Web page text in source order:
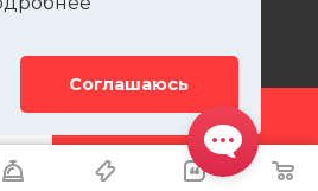
Соглашаюсь
ДОБАВИТЬ УСЛУГУ
Все права защищены.
8(499)-302-00-57